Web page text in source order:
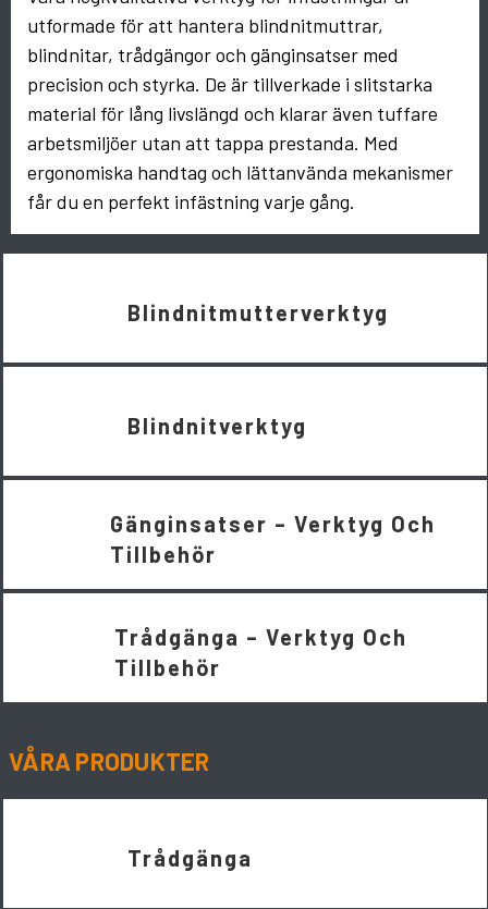
utformade för att hantera blindnitmuttrar,
blindnitar, trådgängor och gänginsatser med
precision och styrka. De är tillverkade i slitstarka
material för lång livslängd och klarar även tuffare
arbetsmiljöer utan att tappa prestanda. Med
ergonomiska handtag och lättanvända mekanismer
får du en perfekt infästning varje gång.
Blindnitmutterverktyg
Blindnitverktyg
Gänginsatser – Verktyg Och
Tillbehör
Trådgänga – Verktyg Och
Tillbehör
VÅRA PRODUKTER
Trådgänga